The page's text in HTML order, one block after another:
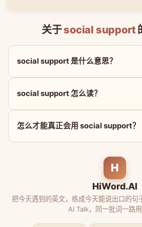
关于social support
social support 是什么意思？
social support 怎么读？
怎么才能真正会用 social support？
H
HiWord.AI
把今天遇到的英文，练成今天能说出口的
AI Talk，同一批词一路用